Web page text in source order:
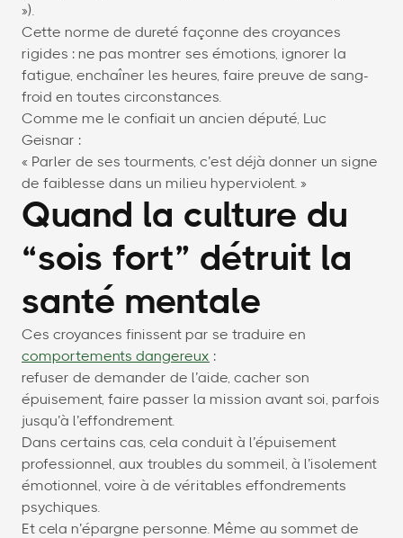
»).
Cette norme de dureté façonne des croyances
rigides : ne pas montrer ses émotions, ignorer la
fatigue, enchaîner les heures, faire preuve de sang-
froid en toutes circonstances.
Comme me le confiait un ancien député, Luc
Geisnar :
« Parler de ses tourments, c’est déjà donner un signe
de faiblesse dans un milieu hyperviolent. »
Quand la culture du
“sois fort” détruit la
santé mentale
Ces croyances finissent par se traduire en
comportements dangereux :
refuser de demander de l’aide, cacher son
épuisement, faire passer la mission avant soi, parfois
jusqu’à l’effondrement.
Dans certains cas, cela conduit à l’épuisement
professionnel, aux troubles du sommeil, à l’isolement
émotionnel, voire à de véritables effondrements
psychiques.
Et cela n’épargne personne. Même au sommet de